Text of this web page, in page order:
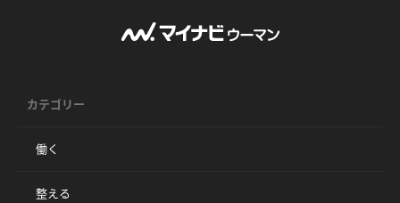
カテゴリー
働く
整える